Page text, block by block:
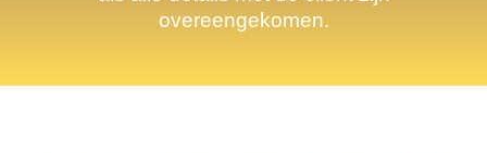
overeengekomen.